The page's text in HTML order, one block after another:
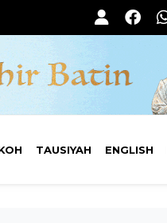
TAUSIYAH ENGLISH